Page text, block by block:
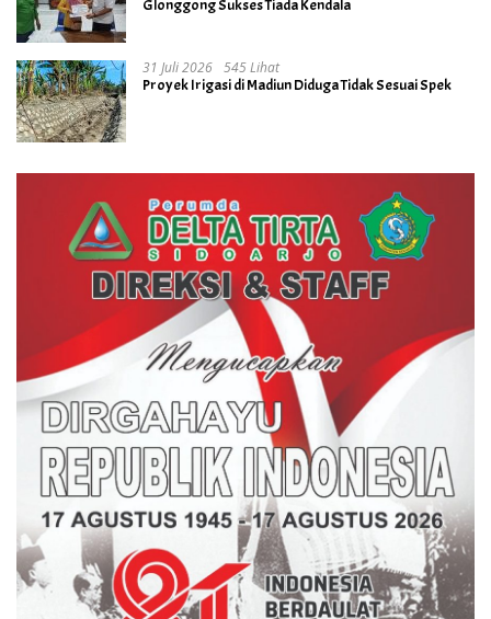
Glonggong Sukses Tiada Kendala
31 Juli 2026 545 Lihat
Proyek Irigasi di Madiun Diduga Tidak Sesuai Spek